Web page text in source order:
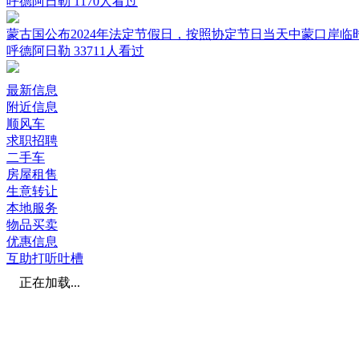
蒙古国公布2024年法定节假日，按照协定节日当天中蒙口岸临
呼德阿日勒 33711人看过
最新信息
附近信息
顺风车
求职招聘
二手车
房屋租售
生意转让
本地服务
物品买卖
优惠信息
互助打听吐槽
正在加载...